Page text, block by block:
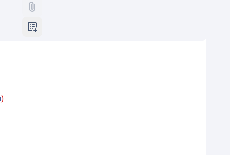
)